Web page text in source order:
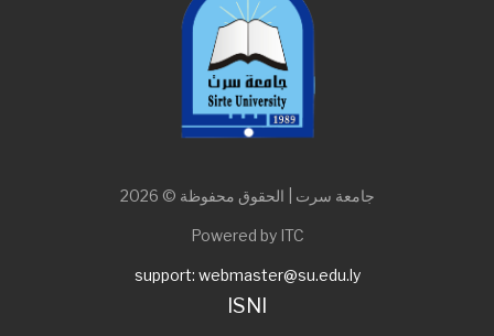
جامعة سرت | الحقوق محفوظة © 2026
Powered by ITC
support: webmaster@su.edu.ly
ISNI